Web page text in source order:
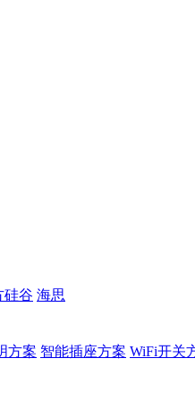
硅谷 海思
方案 智能插座方案 WiFi开关